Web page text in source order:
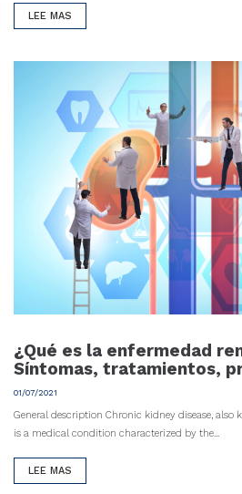
LEE MAS
¿Qué es la enfermedad
Síntomas, tratamientos,
01/07/2021
General description Chronic kidney disease,
is a medical condition characterized by the...
LEE MAS